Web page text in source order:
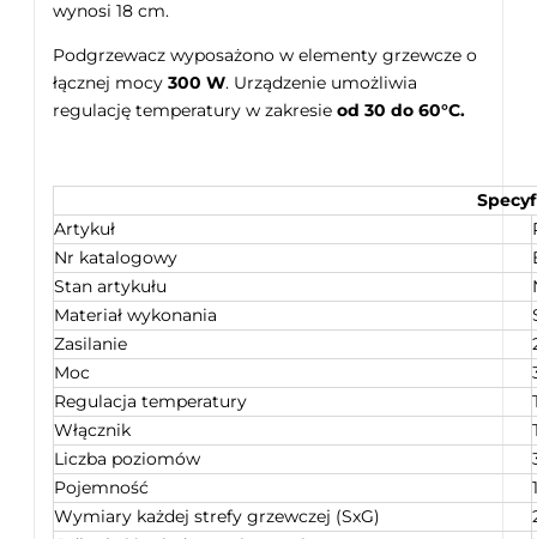
wynosi 18 cm.
Podgrzewacz wyposażono w elementy grzewcze o
łącznej mocy 300 W. Urządzenie umożliwia
regulację temperatury w zakresie od 30 do 60°C.
Artykuł
Nr katalogowy
Stan artykułu
Materiał wykonania
Zasilanie
Moc
Regulacja temperatury
Włącznik
Liczba poziomów
Pojemność
Wymiary każdej strefy grzewczej (SxG)